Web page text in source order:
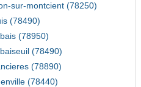
sur-montcient (78250)
(78490)
(78950)
(78490)
(78890)
(78440)